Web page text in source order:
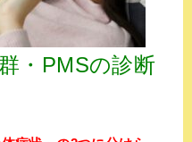
・PMSの診断